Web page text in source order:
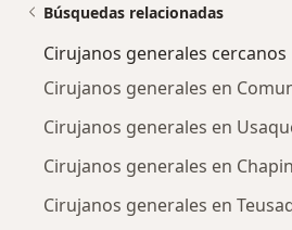
Búsquedas relacionadas
Cirujanos generales cercanos
Cirujanos generales en
Cirujanos generales en
Cirujanos generales en
Cirujanos generales en